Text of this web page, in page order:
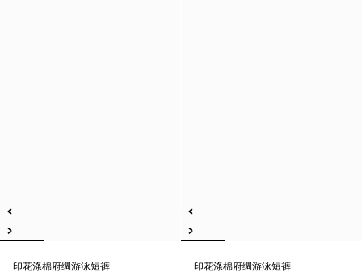
印花涤棉府绸游泳短裤
印花涤棉府绸游泳短裤